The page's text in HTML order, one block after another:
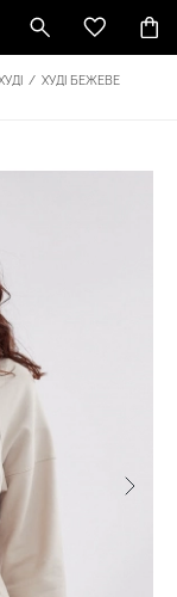
/ ХУДІ БЕЖЕВЕ